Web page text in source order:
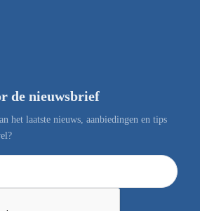
de nieuwsbrief
het laatste nieuws, aanbiedingen en tips